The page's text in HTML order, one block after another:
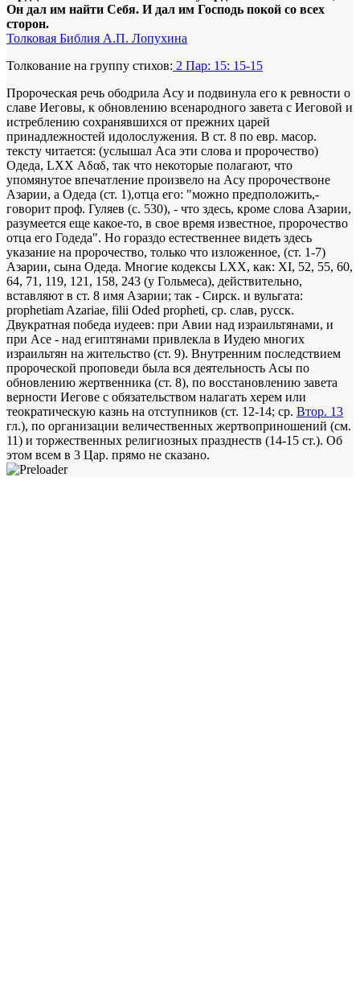
Он дал им найти Себя. И дал им Господь покой со всех
сторон.
Толковая Библия А.П. Лопухина
Толкование на группу стихов: 2 Пар: 15: 15-15
Пророческая речь ободрила Асу и подвинула его к ревности о
славе Иеговы, к обновлению всенародного завета с Иеговой и
истреблению сохранявшихся от прежних царей
принадлежностей идолослужения. В ст. 8 по евр. масор.
тексту читается: (услышал Аса эти слова и пророчество)
Одеда, LXX Αδαδ, так что некоторые полагают, что
упомянутое впечатление произвело на Асу пророчествоне
Азарии, а Одеда (ст. 1),отца его: "можно предположить,-
говорит проф. Гуляев (с. 530), - что здесь, кроме слова Азарии,
разумеется еще какое-то, в свое время известное, пророчество
отца его Годеда". Но гораздо естественнее видеть здесь
указание на пророчество, только что изложенное, (ст. 1-7)
Азарии, сына Одеда. Многие кодексы LXX, как: XI, 52, 55, 60,
64, 71, 119, 121, 158, 243 (у Гольмеса), действительно,
вставляют в ст. 8 имя Азарии; так - Сирск. и вульгата:
prophetiam Azariae, filii Oded propheti, ср. слав, русск.
Двукратная победа иудеев: при Авии над израильтянами, и
при Асе - над египтянами привлекла в Иудею многих
израильтян на жительство (ст. 9). Внутренним последствием
пророческой проповеди была вся деятельность Асы по
обновлению жертвенника (ст. 8), по восстановлению завета
верности Иегове с обязательством налагать херем или
теократическую казнь на отступников (ст. 12-14; ср. Втор. 13
гл.), по организации величественных жертвоприношений (см.
11) и торжественных религиозных празднеств (14-15 ст.). Об
этом всем в 3 Цар. прямо не сказано.